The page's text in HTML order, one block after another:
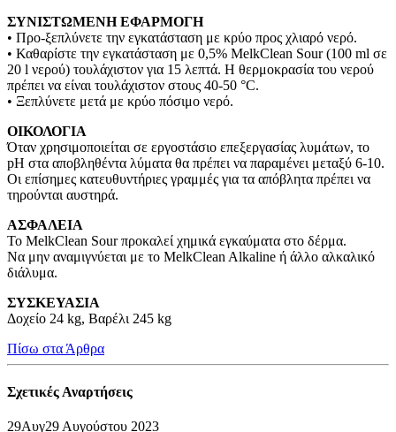
ΣΥΝΙΣΤΩΜΕΝΗ ΕΦΑΡΜΟΓΗ
• Προ-ξεπλύνετε την εγκατάσταση με κρύο προς χλιαρό νερό.
• Καθαρίστε την εγκατάσταση με 0,5% MelkClean Sοur (100 ml σε
20 l νερού) τουλάχιστον για 15 λεπτά. Η θερμοκρασία του νερού
πρέπει να είναι τουλάχιστον στους 40-50 °C.
• Ξεπλύνετε μετά με κρύο πόσιμο νερό.
ΟΙΚΟΛΟΓΙΑ
Όταν χρησιμοποιείται σε εργοστάσιο επεξεργασίας λυμάτων, το
pH στα αποβληθέντα λύματα θα πρέπει να παραμένει μεταξύ 6-10.
Οι επίσημες κατευθυντήριες γραμμές για τα απόβλητα πρέπει να
τηρούνται αυστηρά.
ΑΣΦΑΛΕΙΑ
To MelkClean Sour προκαλεί χημικά εγκαύματα στο δέρμα.
Να μην αναμιγνύεται με το MelkClean Alkaline ή άλλο αλκαλικό
διάλυμα.
ΣΥΣΚΕΥΑΣΙΑ
Δοχείο 24 kg, Βαρέλι 245 kg
Πίσω στα Άρθρα
Σχετικές Αναρτήσεις
29Αυγ29 Αυγούστου 2023